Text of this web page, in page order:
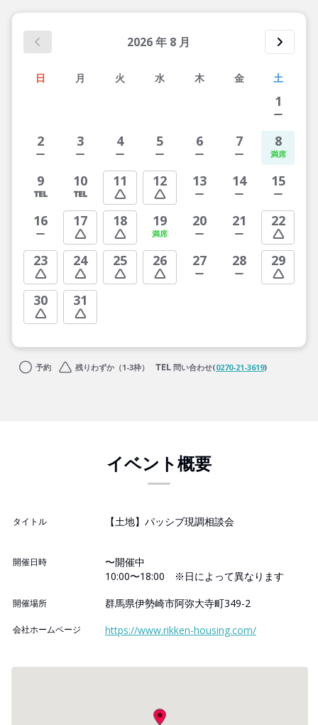
2026年 8 月
日 月 火 水 木 金 土
1
2 3 4 5 6 7 8
9 10 11 12 13 14 15
16 17 18 19 20 21 22
23 24 25 26 27 28 29
30 31
予約 残りわずか（1-3枠） 問い合わせ(0270-21-3619)
イベント概要
タイトル 【土地】パッシブ現調相談会
開催日時
〜開催中
10:00〜18:00 ※日によって異なります
開催場所 群馬県伊勢崎市阿弥大寺町349-2
会社ホームページ https://www.rikken-housing.com/